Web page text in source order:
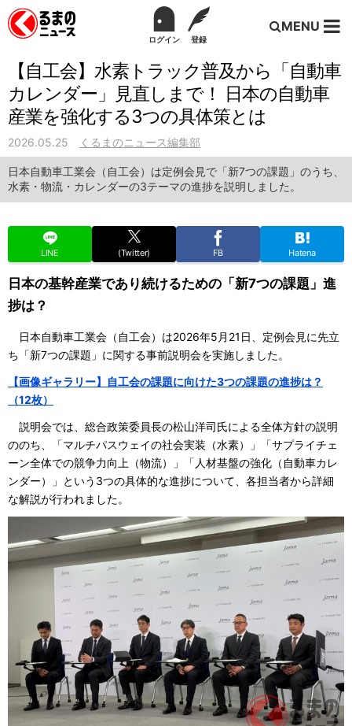
ログイン 登録
MENU
【自工会】水素トラック普及から「自動車
カレンダー」見直しまで！ 日本の自動車
産業を強化する3つの具体策とは
2026.05.25 くるまのニュース編集部
日本自動車工業会（自工会）は定例会見で「新7つの課題」のうち、
水素・物流・カレンダーの3テーマの進捗を説明しました。
LINE (Twitter) FB Hatena
日本の基幹産業であり続けるための「新7つの課題」進
捗は？
日本自動車工業会（自工会）は2026年5月21日、定例会見に先立
ち「新7つの課題」に関する事前説明会を実施しました。
【画像ギャラリー】自工会の課題に向けた3つの課題の進捗は？
（12枚）
説明会では、総合政策委員長の松山洋司氏による全体方針の説明
ののち、「マルチパスウェイの社会実装（水素）」「サプライチェ
ーン全体での競争力向上（物流）」「人材基盤の強化（自動車カレ
ンダー）」という3つの具体的な進捗について、各担当者から詳細
な解説が行われました。